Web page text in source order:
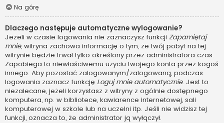
Na górę
Dlaczego następuje automatyczne wylogowanie?
Jeżeli w czasie logowania nie zaznaczysz funkcji Zapamiętaj
mnie, witryna zachowa informację o tym, że twój pobyt na tej
witrynie będzie trwał tylko określony przez administratora czas.
Zapobiega to niewłaściwemu użyciu twojego konta przez kogoś
innego. Aby pozostać zalogowanym/zalogowaną, podczas
logowania zaznacz funkcję Loguj mnie automatycznie. Jest to
niezalecane, jeżeli korzystasz z witryny z ogólnie dostępnego
komputera, np. w bibliotece, kawiarence internetowej, sali
komputerowej w szkole lub na uczelni itp. Jeśli nie widzisz tej
funkcji, oznacza to, że administrator ją wyłączył.